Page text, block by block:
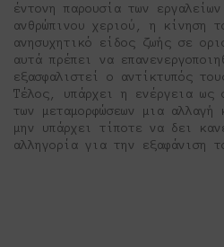
έντονη παρουσία των
ανθρώπινου χεριού, η κίνηση
ανησυχητικό είδος ζωής σε
αυτά πρέπει να
εξασφαλιστεί ο αντίκτυπός
Τέλος, υπάρχει η ενέργεια ως
των μεταμορφώσεων μια αλλαγή
μην υπάρχει τίποτε να δει
αλληγορία για την εξαφάνιση